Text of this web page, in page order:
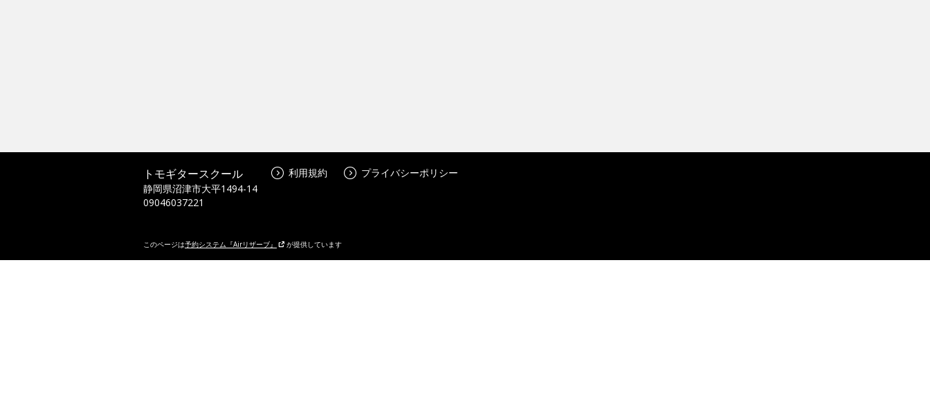
トモギタースクール
静岡県沼津市大平1494-14
09046037221
利用規約 プライバシーポリシー
このページは予約システム『Airリザーブ』 が提供しています